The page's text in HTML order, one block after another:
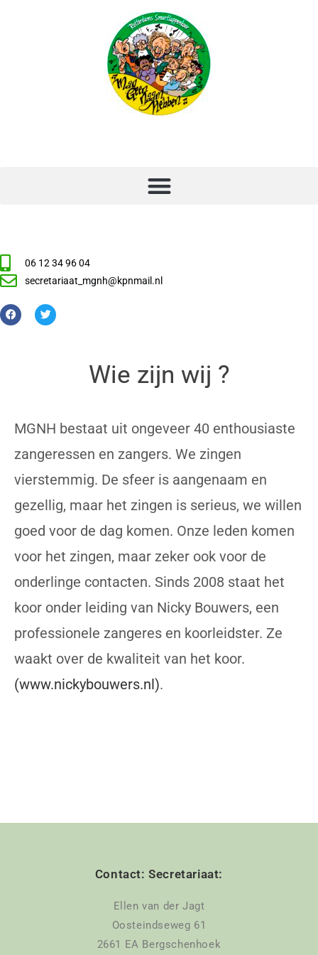
06 12 34 96 04
secretariaat_mgnh@kpnmail.nl
Wie zijn wij ?
MGNH bestaat uit ongeveer 40 enthousiaste
zangeressen en zangers. We zingen
vierstemmig. De sfeer is aangenaam en
gezellig, maar het zingen is serieus, we willen
goed voor de dag komen. Onze leden komen
voor het zingen, maar zeker ook voor de
onderlinge contacten. Sinds 2008 staat het
koor onder leiding van Nicky Bouwers, een
professionele zangeres en koorleidster. Ze
waakt over de kwaliteit van het koor.
(www.nickybouwers.nl).
Contact: Secretariaat:
Ellen van der Jagt
Oosteindseweg 61
2661 EA Bergschenhoek